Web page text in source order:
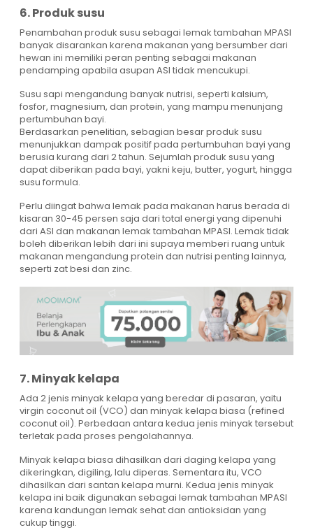
6. Produk susu
Penambahan produk susu sebagai lemak tambahan MPASI
banyak disarankan karena makanan yang bersumber dari
hewan ini memiliki peran penting sebagai makanan
pendamping apabila asupan ASI tidak mencukupi.
Susu sapi mengandung banyak nutrisi, seperti kalsium,
fosfor, magnesium, dan protein, yang mampu menunjang
pertumbuhan bayi.
Berdasarkan penelitian, sebagian besar produk susu
menunjukkan dampak positif pada pertumbuhan bayi yang
berusia kurang dari 2 tahun. Sejumlah produk susu yang
dapat diberikan pada bayi, yakni keju, butter, yogurt, hingga
susu formula.
Perlu diingat bahwa lemak pada makanan harus berada di
kisaran 30-45 persen saja dari total energi yang dipenuhi
dari ASI dan makanan lemak tambahan MPASI. Lemak tidak
boleh diberikan lebih dari ini supaya memberi ruang untuk
makanan mengandung protein dan nutrisi penting lainnya,
seperti zat besi dan zinc.
7. Minyak kelapa
Ada 2 jenis minyak kelapa yang beredar di pasaran, yaitu
virgin coconut oil (VCO) dan minyak kelapa biasa (refined
coconut oil). Perbedaan antara kedua jenis minyak tersebut
terletak pada proses pengolahannya.
Minyak kelapa biasa dihasilkan dari daging kelapa yang
dikeringkan, digiling, lalu diperas. Sementara itu, VCO
dihasilkan dari santan kelapa murni. Kedua jenis minyak
kelapa ini baik digunakan sebagai lemak tambahan MPASI
karena kandungan lemak sehat dan antioksidan yang
cukup tinggi.